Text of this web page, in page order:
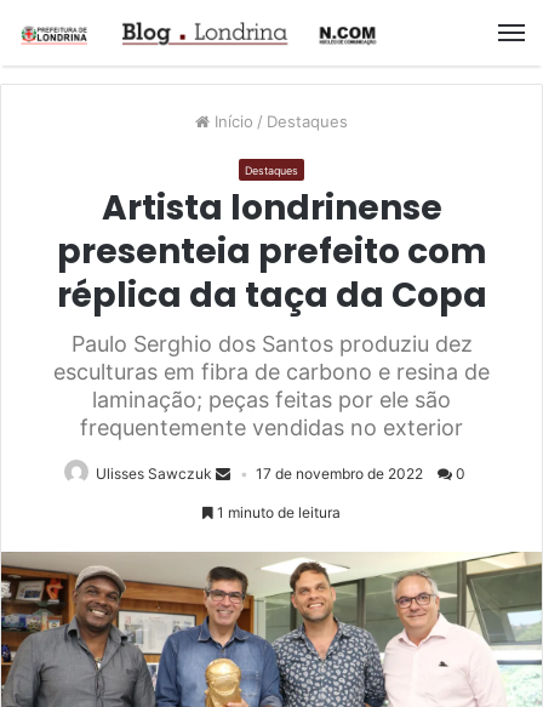
Início / Destaques
Destaques
Artista londrinense
presenteia prefeito com
réplica da taça da Copa
Paulo Serghio dos Santos produziu dez
esculturas em fibra de carbono e resina de
laminação; peças feitas por ele são
frequentemente vendidas no exterior
Ulisses Sawczuk 17 de novembro de 2022 0
1 minuto de leitura